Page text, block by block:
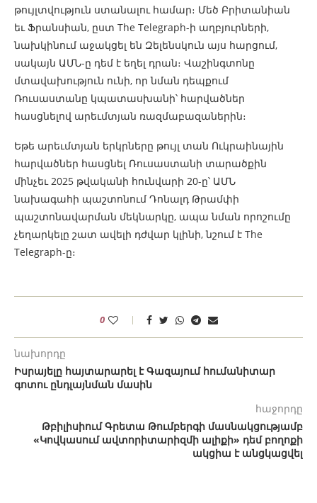
թույլտվություն ստանալու համար։ Մեծ Բրիտանիան
եւ Ֆրանսիան, ըստ The Telegraph-ի աղբյուրների,
նախկինում աջակցել են Զելենսկուն այս հարցում,
սակայն ԱՄՆ-ը դեմ է եղել դրան։ Վաշինգտոնը
մտավախություն ունի, որ նման դեպքում
Ռուսաստանը կպատասխանի՝ հարվածներ
հասցնելով արեւմտյան ռազմաբազաներին։
Եթե ​​արեւմտյան երկրները թույլ տան Ուկրաինային
հարվածներ հասցնել Ռուսաստանի տարածքին
մինչեւ 2025 թվականի հունվարի 20-ը՝ ԱՄՆ
նախագահի պաշտոնում Դոնալդ Թրամփի
պաշտոնավարման մեկնարկը, ապա նման որոշումը
չեղարկելը շատ ավելի դժվար կլինի, նշում է The
Telegraph-ը։
0
նախորդը
Իսրայելը հայտարարել է Գազայում հումանիտար
գոտու ընդլայնման մասին
հաջորդը
Թբիլիսիում Գրետա Թումբերգի մասնակցությամբ
«Կովկասում ավտորիտարիզմի ալիքի» դեմ բողոքի
ակցիա է անցկացվել